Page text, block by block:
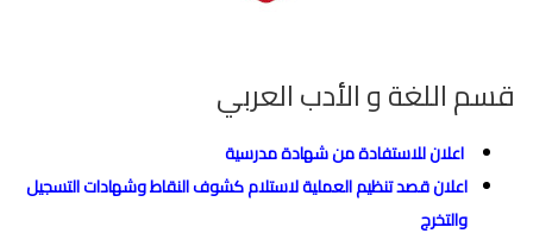
قسم اللغة و الأدب العربي
اعلان للاستفادة من شهادة مدرسية
اعلان قصد تنظيم العملية لاستلام كشوف النقاط وشهادات التسجيل
والتخرج